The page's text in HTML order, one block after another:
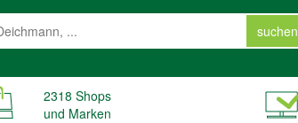
suchen
2318 Shops
und Marken